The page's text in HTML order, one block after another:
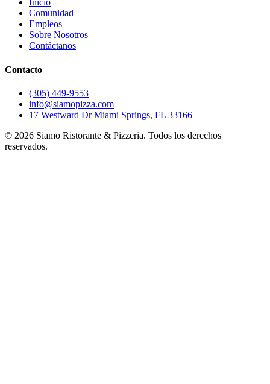
Inicio
Comunidad
Empleos
Sobre Nosotros
Contáctanos
Contacto
(305) 449-9553
info@siamopizza.com
17 Westward Dr Miami Springs, FL 33166
© 2026 Siamo Ristorante & Pizzeria. Todos los derechos
reservados.